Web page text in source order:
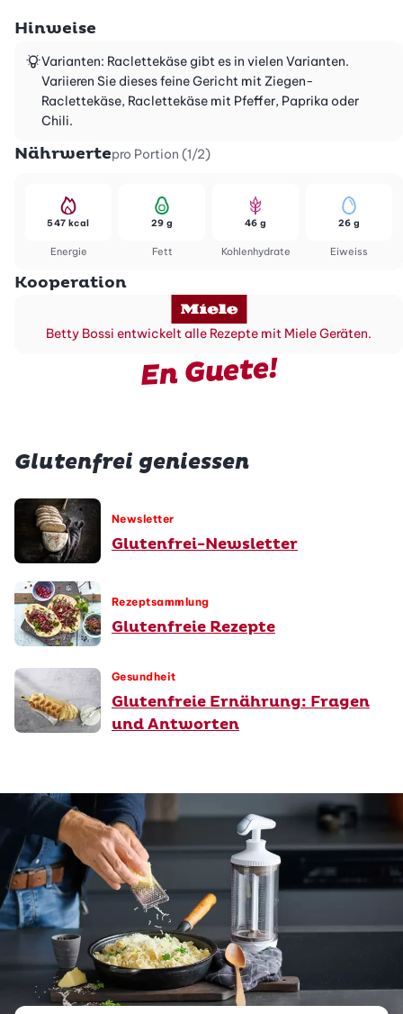
Hinweise
Varianten: Raclettekäse gibt es in vielen Varianten.
Variieren Sie dieses feine Gericht mit Ziegen-
Raclettekäse, Raclettekäse mit Pfeffer, Paprika oder
Chili.
Nährwertepro Portion (1/2)
Energie
547 kcal
Fett
29 g
Kohlenhydrate
46 g
Eiweiss
26 g
Kooperation
Betty Bossi entwickelt alle Rezepte mit Miele Geräten.
En Guete!
Glutenfrei geniessen
Newsletter
Glutenfrei-Newsletter
Rezeptsammlung
Glutenfreie Rezepte
Gesundheit
Glutenfreie Ernährung: Fragen
und Antworten